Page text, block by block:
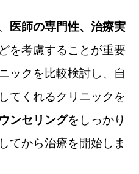
医師の専門性、治療実
を考慮することが重要
ックを比較検討し、自
てくれるクリニックを
ンセリングをしっかり
てから治療を開始しま